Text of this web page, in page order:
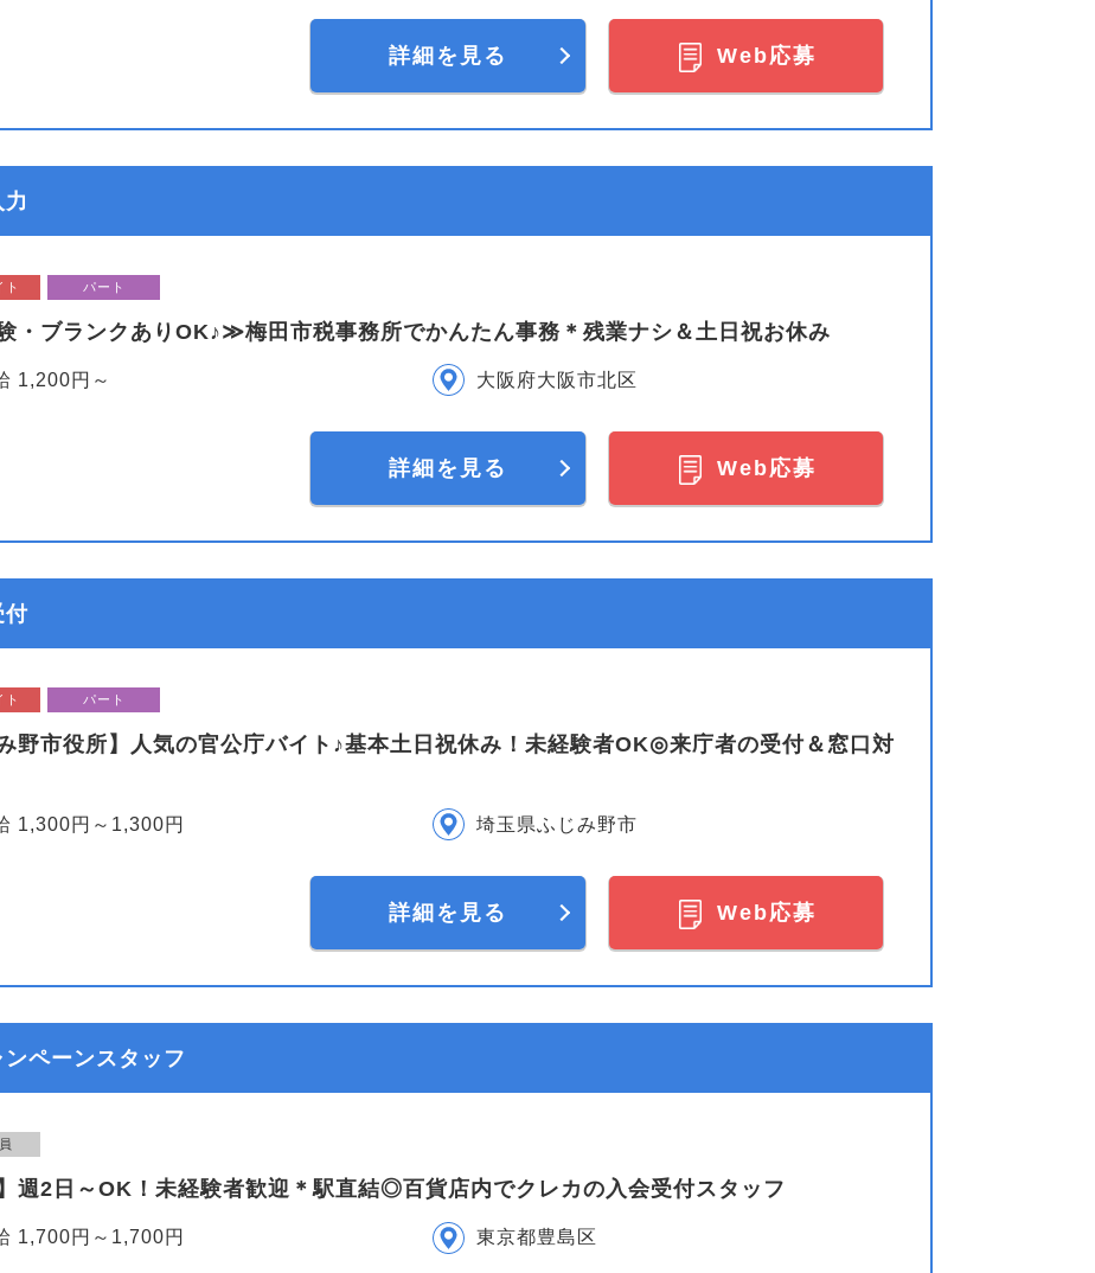
詳細を見る Web応募
ト パート
・ブランクありOK♪≫梅田市税事務所でかんたん事務＊残業ナシ＆土日祝お休み
1,200円～ 大阪府大阪市北区
詳細を見る Web応募
付
ト パート
み野市役所】人気の官公庁バイト♪基本土日祝休み！未経験者OK◎来庁者の受付＆窓口対
1,300円～1,300円 埼玉県ふじみ野市
詳細を見る Web応募
ペーンスタッフ
】週2日～OK！未経験者歓迎＊駅直結◎百貨店内でクレカの入会受付スタッフ
1,700円～1,700円 東京都豊島区